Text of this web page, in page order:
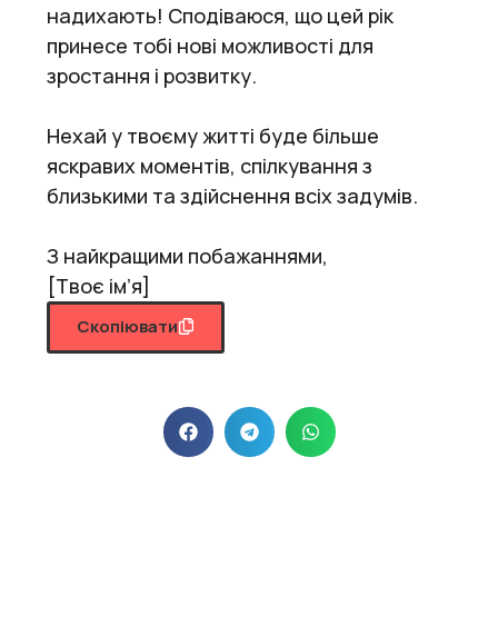
надихають! Сподіваюся, що цей рік
принесе тобі нові можливості для
зростання і розвитку.
Нехай у твоєму житті буде більше
яскравих моментів, спілкування з
близькими та здійснення всіх задумів.
З найкращими побажаннями,
[Твоє ім’я]
Скопіювати